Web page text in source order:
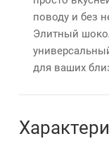
поводу и без
Элитный
для ваших